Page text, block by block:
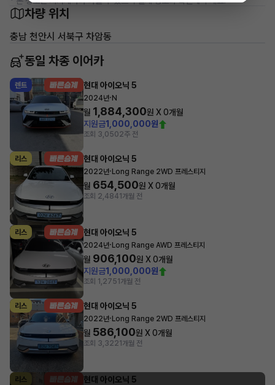
차량 위치
충남 천안시 서북구 차암동
동일 차종 이어카
렌트 현대 아이오닉 5
2024년· N
월 1,884,300원 X0개월
지원금1,000,000원
조회 3,0502주 전
리스 현대 아이오닉 5
2022년· Long Range 2WD 프레스티지
월 654,500원 X0개월
조회 2,4841개월 전
리스 현대 아이오닉 5
2024년· Long Range AWD 프레스티지
월 906,100원 X0개월
지원금1,000,000원
조회 1,2751개월 전
리스 현대 아이오닉 5
2022년· Long Range 2WD 프레스티지
월 586,100원 X0개월
조회 3,3221개월 전
리스 현대 아이오닉 5